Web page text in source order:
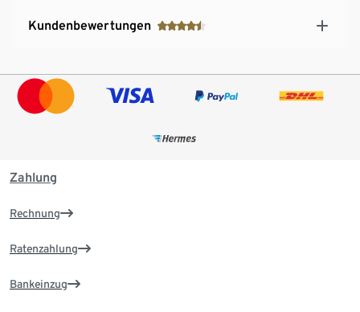
Kundenbewertungen
Zahlung
Rechnung
Ratenzahlung
Bankeinzug